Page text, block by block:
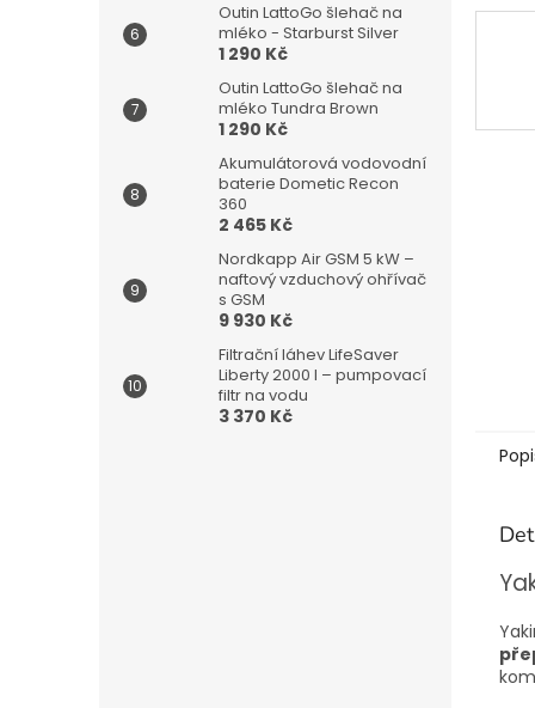
Outin LattoGo šlehač na
mléko - Starburst Silver
1 290 Kč
Outin LattoGo šlehač na
mléko Tundra Brown
1 290 Kč
Akumulátorová vodovodní
baterie Dometic Recon
360
2 465 Kč
Nordkapp Air GSM 5 kW –
naftový vzduchový ohřívač
s GSM
9 930 Kč
Filtrační láhev LifeSaver
Liberty 2000 l – pumpovací
filtr na vodu
3 370 Kč